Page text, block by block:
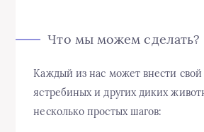
Что мы можем сделать?
Каждый из нас может внести свой
ястребиных и других диких
несколько простых шагов: